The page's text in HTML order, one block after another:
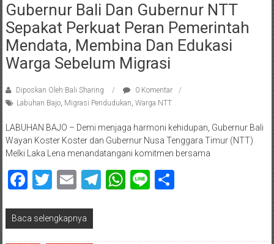
Gubernur Bali Dan Gubernur NTT
Sepakat Perkuat Peran Pemerintah
Mendata, Membina Dan Edukasi
Warga Sebelum Migrasi
Diposkan Oleh:Bali Sharing
0 Komentar
Labuhan Bajo, Migrasi Pendudukan, Warga NTT
LABUHAN BAJO – Demi menjaga harmoni kehidupan, Gubernur Bali
Wayan Koster Koster dan Gubernur Nusa Tenggara Timur (NTT)
Melki Laka Lena menandatangani komitmen bersama
Facebook
Twitter
EmailTelegram
WhatsApp
LineShare
Baca selengkapnya